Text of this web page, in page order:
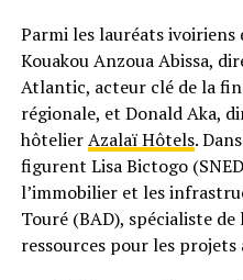
Parmi les lauréats
Kouakou Anzoua Abissa,
Atlantic, acteur clé de la
régionale, et Donald Aka,
hôtelierAzalaï Hôtels.
figurent Lisa Bictogo
l’immobilier et les
Touré (BAD), spécialiste
ressources pour les